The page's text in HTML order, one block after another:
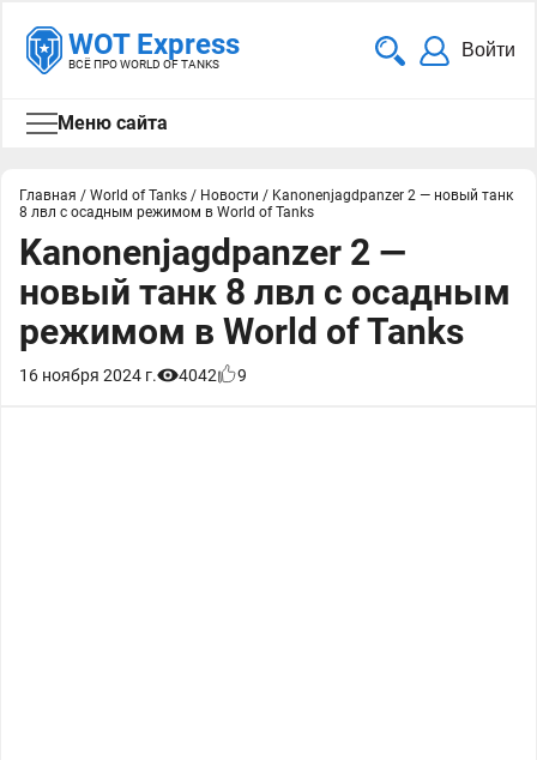
WOT Express
ВСЁ ПРО WORLD OF TANKS
Войти
Меню сайта
Главная / World of Tanks / Новости / Kanonenjagdpanzer 2 — новый танк
8 лвл с осадным режимом в World of Tanks
Kanonenjagdpanzer 2 —
новый танк 8 лвл с осадным
режимом в World of Tanks
16 ноября 2024 г. 4042 9